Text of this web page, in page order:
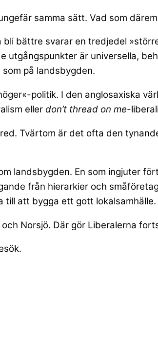
samma sätt. Vad som
bättre svarar en tredjedel
utgångspunkter är universella,
på landsbygden.
politik. I den anglosaxiska
eller don’t thread on me-
Tvärtom är det ofta den
landsbygden. En som ingjuter
från hierarkier och
till att bygga ett gott lokalsamhälle.
Norsjö. Där gör Liberalerna